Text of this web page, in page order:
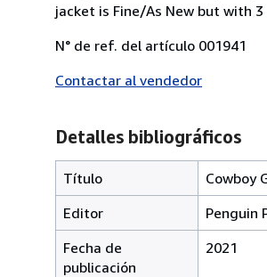
jacket is Fine/As New but with
N° de ref. del artículo 001941
Contactar al vendedor
Detalles bibliográficos
Título
Cowboy
Editor
Penguin
Fecha de
publicación
2021